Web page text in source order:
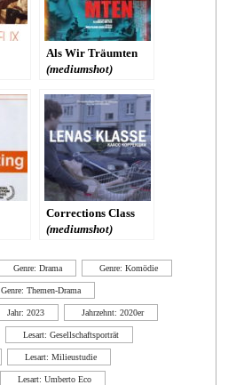
Als Wir Träumten
(mediumshot)
Corrections Class
(mediumshot)
Genre: Drama Genre: Komödie
Genre: Themen-Drama
Jahr: 2023 Jahrzehnt: 2020er
Lesart: Gesellschaftsporträt
Lesart: Milieustudie
Lesart: Umberto Eco